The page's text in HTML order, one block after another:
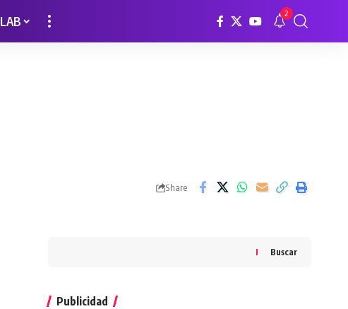
LAB 2
Share
Buscar
Publicidad